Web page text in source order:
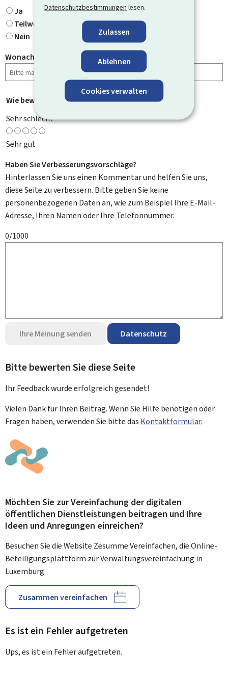
Datenschutzbestimmungen lesen.
Zulassen
Ablehnen
Cookies verwalten
Ja
Teilweise
Nein
Wonach haben Sie gesucht?
Wie bewerten Sie diese Seite? *
Sehr schlecht
Sehr gut
Haben Sie Verbesserungsvorschläge?
Hinterlassen Sie uns einen Kommentar und helfen Sie uns,
diese Seite zu verbessern. Bitte geben Sie keine
personenbezogenen Daten an, wie zum Beispiel Ihre E-Mail-
Adresse, Ihren Namen oder Ihre Telefonnummer.
0/1000
Ihre Meinung senden Datenschutz
Bitte bewerten Sie diese Seite
Ihr Feedback wurdeerfolgreichgesendet!
Vielen Dank für Ihren Beitrag. Wenn Sie Hilfe benötigen oder
Fragen haben, verwenden Sie bitte das Kontaktformular.
Möchten Sie zur Vereinfachung der digitalen
öffentlichen Dienstleistungen beitragen und Ihre
Ideen und Anregungen einreichen?
Besuchen Sie die Website Zesumme Vereinfachen, die Online-
Beteiligungsplattform zur Verwaltungsvereinfachung in
Luxemburg.
Zusammen vereinfachen
Es ist ein Fehler aufgetreten
Ups, es ist ein Fehler aufgetreten.